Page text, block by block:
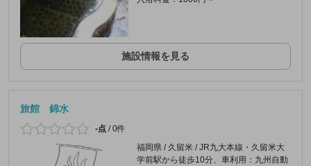
施設情報を見る
旅館 錦水
-点 /0件
福岡県 / 久留米 / JR九大本線・久留米大
学前駅から徒歩10分、車利用：九州自動